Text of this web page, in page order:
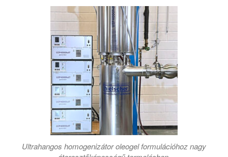
Ultrahangos homogenizátor oleogel formulációhoz nagy